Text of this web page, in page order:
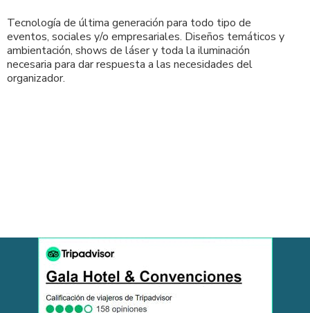
Tecnología de última generación para todo tipo de
eventos, sociales y/o empresariales. Diseños temáticos y
ambientación, shows de láser y toda la iluminación
necesaria para dar respuesta a las necesidades del
organizador.